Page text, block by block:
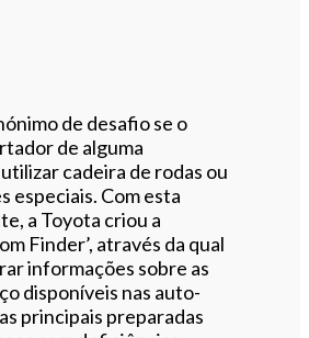
de desafio se o
de alguma
cadeira de rodas ou
especiais. Com esta
a Toyota criou a
Finder’, através da qual
informações sobre as
disponíveis nas auto-
principais preparadas